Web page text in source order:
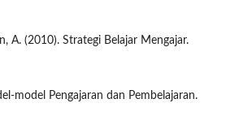
A. (2010). Strategi Belajar Mengajar.
model Pengajaran dan Pembelajaran.